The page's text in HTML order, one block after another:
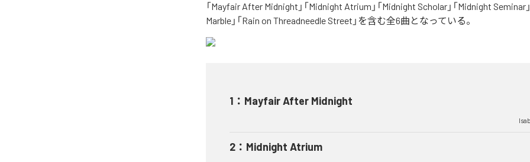
「Mayfair After Midnight」「Midnight Atrium」「Midnight Scholar」「Midnight Seminar
Marble」「Rain on Threadneedle Street」を含む全6曲となっている。
1 ： Mayfair After Midnight
2 ： Midnight Atrium